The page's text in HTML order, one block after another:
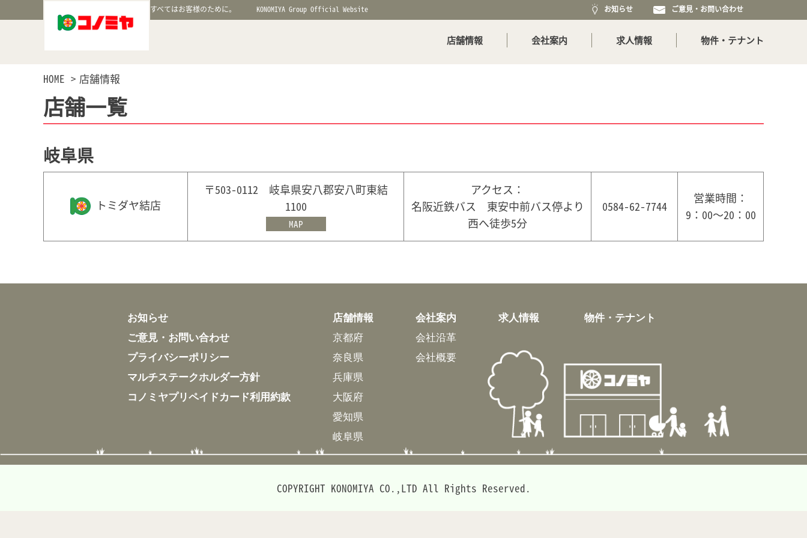
すべてはお客様のために。 KONOMIYA Group Official Website お知らせ ご意見・お問い合わせ
店舗情報 会社案内 求人情報 物件・テナント
HOME 店舗情報
店舗一覧
岐阜県
トミダヤ結店
〒503-0112 岐阜県安八郡安八町東結
1100
MAP
アクセス：
名阪近鉄バス 東安中前バス停より
西へ徒歩5分
0584-62-7744
営業時間：
9：00～20：00
お知らせ
ご意見・お問い合わせ
プライバシーポリシー
マルチステークホルダー方針
コノミヤプリペイドカード利用約款
店舗情報
京都府
奈良県
兵庫県
大阪府
愛知県
岐阜県
会社案内
会社沿革
会社概要
求人情報 物件・テナント
COPYRIGHT KONOMIYA CO.,LTD All Rights Reserved.